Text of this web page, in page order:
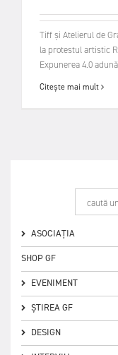
Tiff și Atelierul de
la protestul artistic
Expunerea 4.0
Citește mai mult
ASOCIAȚIA
SHOP GF
EVENIMENT
ȘTIREA GF
DESIGN